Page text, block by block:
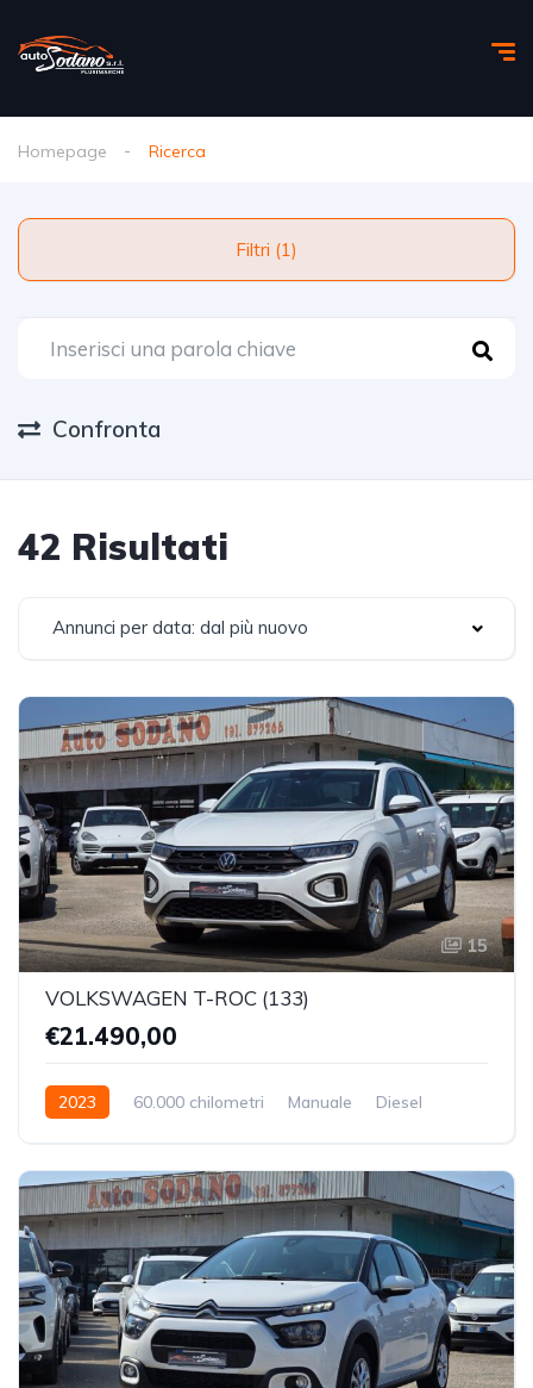
Homepage Ricerca
Filtri (1)
Confronta
42 Risultati
Annunci per data: dal più nuovo
15
VOLKSWAGEN T-ROC (133)
€21.490,00
2023 60.000 chilometri Manuale
Diesel